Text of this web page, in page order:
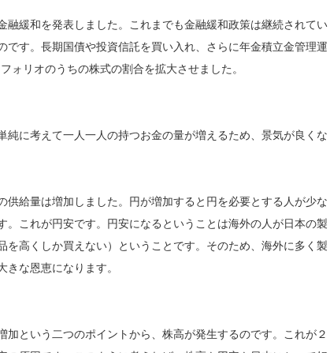
融緩和を発表しました。これまでも金融緩和政策は継続されてい
です。長期国債や投資信託を買い入れ、さらに年金積立金管理運
ォリオのうちの株式の割合を拡大させました。
純に考えて一人一人の持つお金の量が増えるため、景気が良くな
供給量は増加しました。円が増加すると円を必要とする人が少な
。これが円安です。円安になるということは海外の人が日本の製
を高くしか買えない）ということです。そのため、海外に多く製
な恩恵になります。
加という二つのポイントから、株高が発生するのです。これが２